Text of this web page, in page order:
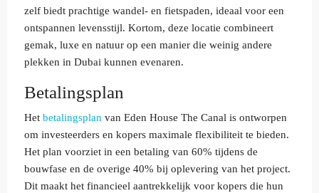
zelf biedt prachtige wandel- en fietspaden, ideaal voor een
ontspannen levensstijl. Kortom, deze locatie combineert
gemak, luxe en natuur op een manier die weinig andere
plekken in Dubai kunnen evenaren.
Betalingsplan
Het betalingsplan van Eden House The Canal is ontworpen
om investeerders en kopers maximale flexibiliteit te bieden.
Het plan voorziet in een betaling van 60% tijdens de
bouwfase en de overige 40% bij oplevering van het project.
Dit maakt het financieel aantrekkelijk voor kopers die hun